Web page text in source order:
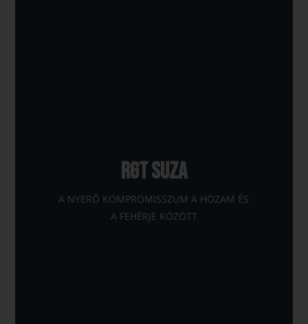
RGT SUZA
A NYERŐ KOMPROMISSZUM A HOZAM ÉS
A FEHÉRJE KÖZÖTT